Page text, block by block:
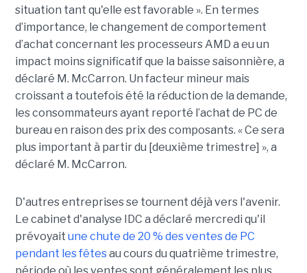
situation tant qu'elle est favorable ». En termes
d’importance, le changement de comportement
d’achat concernant les processeurs AMD a eu un
impact moins significatif que la baisse saisonnière, a
déclaré M. McCarron. Un facteur mineur mais
croissant a toutefois été la réduction de la demande,
les consommateurs ayant reporté l’achat de PC de
bureau en raison des prix des composants. « Ce sera
plus important à partir du [deuxième trimestre] », a
déclaré M. McCarron.
D'autres entreprises se tournent déjà vers l'avenir.
Le cabinet d'analyse IDC a déclaré mercredi qu'il
prévoyait une chute de 20 % des ventes de PC
pendant les fêtesau cours du quatrième trimestre,